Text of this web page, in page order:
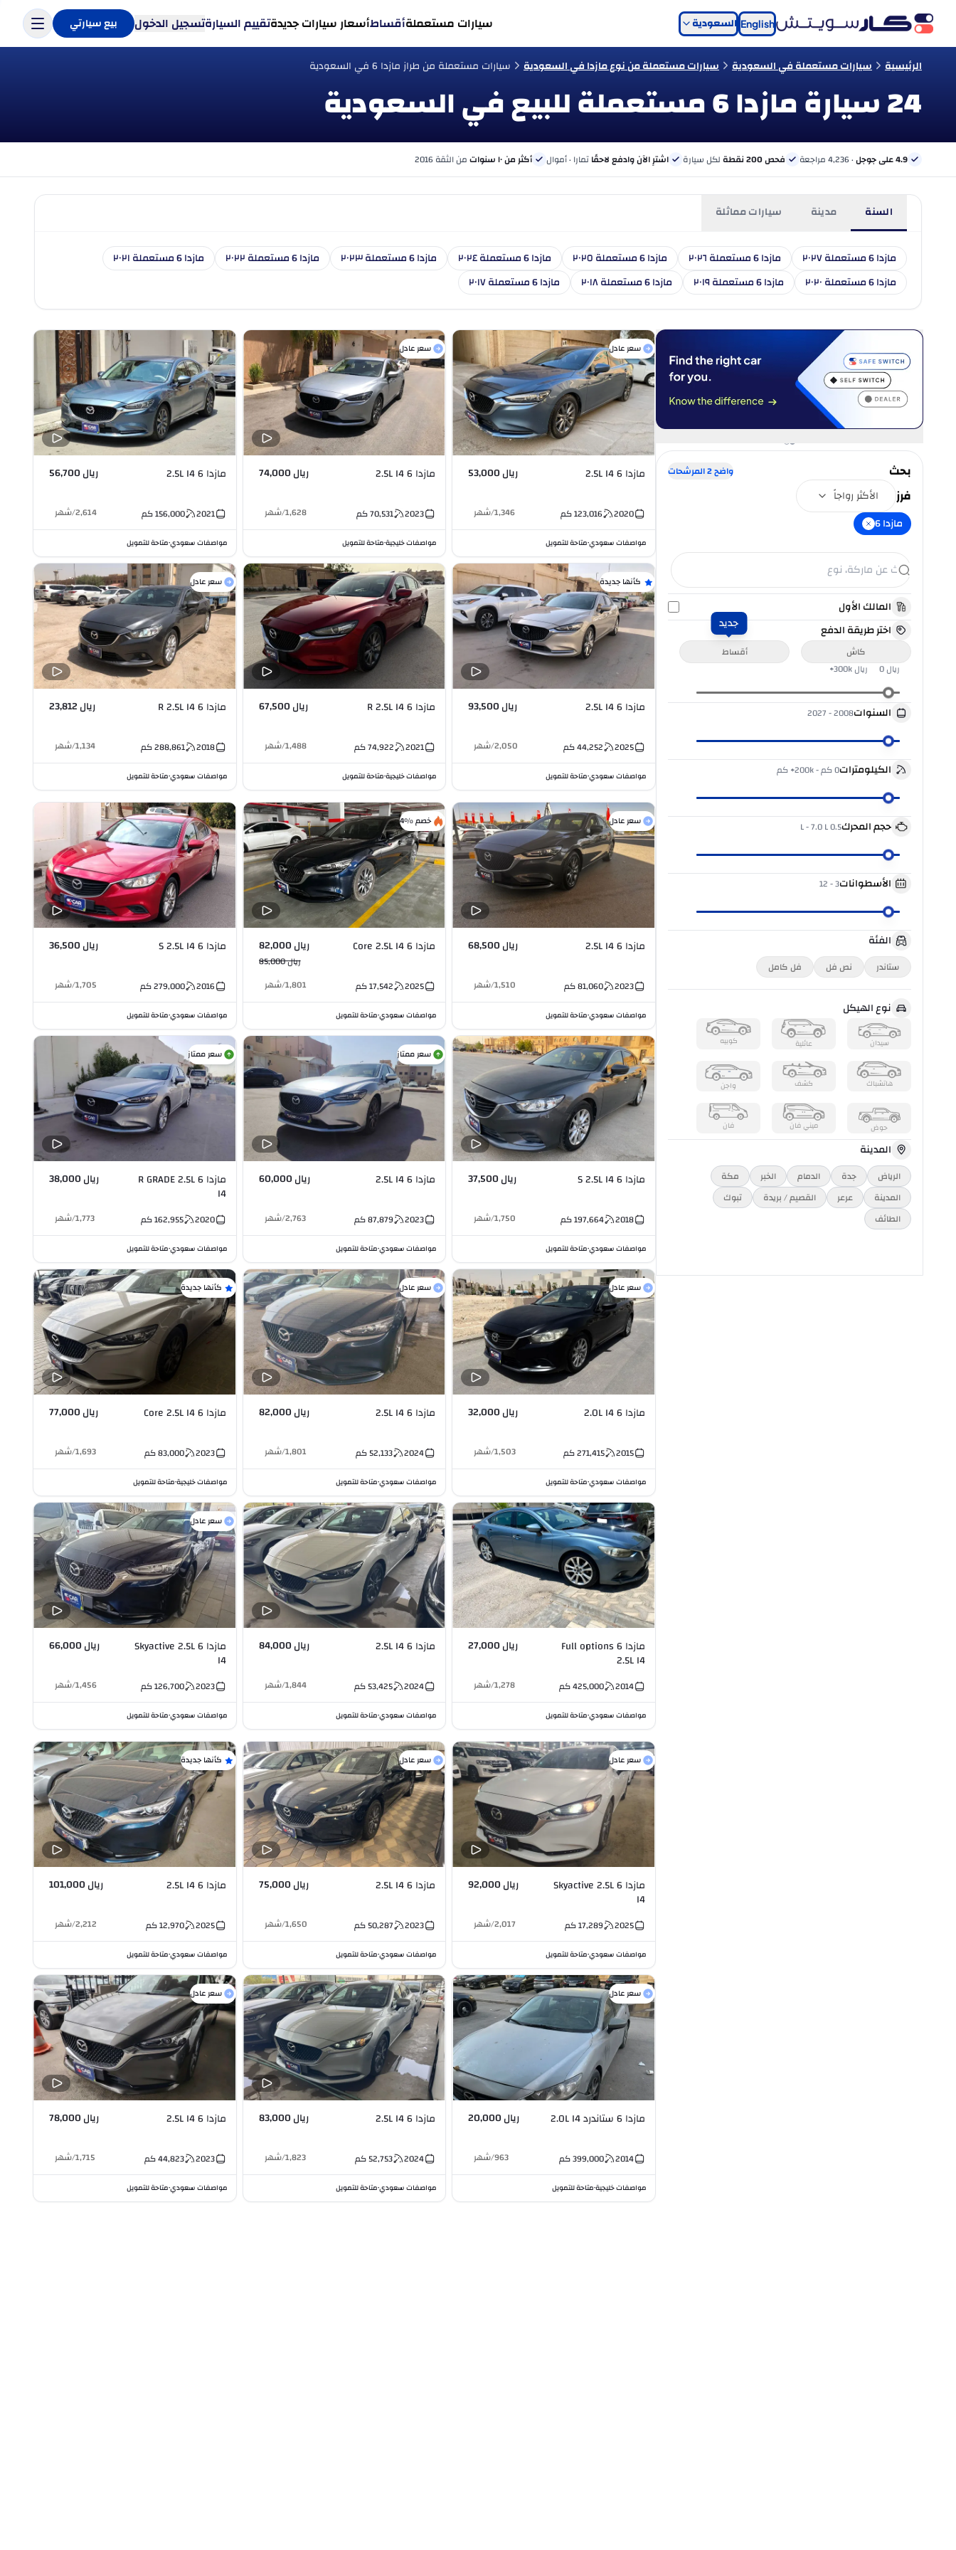
English السعودية سيارات مستعملةأقساطأسعار سيارات جديدةتقييم السيارةتسجيل الدخول بيع سيارتي
الرئيسية سيارات مستعملة في السعودية سيارات مستعملة من نوع مازدا في السعودية سيارات مستعملة من طراز مازدا 6 في السعودية
24 سيارة مازدا 6 مستعملة للبيع في السعودية
4.9 على جوجل · 4,236 مراجعة فحص 200 نقطة لكل سيارة اشترِ الآن وادفع لاحقًاتمارا · أموال أكثر من ١٠ سنوات من الثقة 2016
السنة مدينة سيارات مماثلة
مازدا 6 مستعملة ٢٠٢٧ مازدا 6 مستعملة ٢٠٢٦ مازدا 6 مستعملة ٢٠٢٥ مازدا 6 مستعملة ٢٠٢٤ مازدا 6 مستعملة ٢٠٢٣ مازدا 6 مستعملة ٢٠٢٢
مازدا 6 مستعملة ٢٠٢١
مازدا 6 مستعملة ٢٠٢٠
مازدا 6 مستعملة ٢٠١٩ مازدا 6 مستعملة ٢٠١٨ مازدا 6 مستعملة ٢٠١٧
بحث واضح2المرشحات
فرز
الأكثر رواجاً
مازدا 6
المالك الأول
اختر طريقة الدفع
كاش
جديد
أقساط
ريال0 ريال300k+
السنوات2008
-
2027
الكيلومترات0 كم -200k+ كم
حجم المحرك0.5 L
-7.0 L
الأسطوانات3
-
12
الفئة
ستاندر نص فل فل كامل
نوع الهيكل
سيدان عائلية كوبيه
هاتشباك كشف واجن
حوض ميني فان فان
المدينة
الرياض جدة الدمام الخبر
مكة
المدينة
عرعر القصيم / بريدة
تبوك
الطائف
سعر عادل
مازدا 6 2.5L I4 ريال 53,000
2020
123,016كم 1,346
/شهر
مواصفات سعودي•متاحة للتمويل
سعر عادل
مازدا 6 2.5L I4 ريال 74,000
2023
70,531كم 1,628
/شهر
مواصفات خليجية•متاحة للتمويل
مازدا 6 2.5L I4 ريال 56,700
2021
156,000كم 2,614
/شهر
مواصفات سعودي•متاحة للتمويل
كأنها جديدة
مازدا 6 2.5L I4 ريال 93,500
2025
44,252كم 2,050
/شهر
مواصفات سعودي•متاحة للتمويل
مازدا 6 R 2.5L I4 ريال 67,500
2021
74,922كم 1,488
/شهر
مواصفات خليجية•متاحة للتمويل
سعر عادل
مازدا 6 R 2.5L I4 ريال 23,812
2018
288,861كم 1,134
/شهر
مواصفات سعودي•متاحة للتمويل
سعر عادل
مازدا 6 2.5L I4 ريال 68,500
2023
81,060كم 1,510
/شهر
مواصفات سعودي•متاحة للتمويل
خصم %4
مازدا 6 Core 2.5L I4 ريال 82,000
ريال 85,000
2025
17,542كم 1,801
/شهر
مواصفات سعودي•متاحة للتمويل
مازدا 6 S 2.5L I4 ريال 36,500
2016
279,000كم 1,705
/شهر
مواصفات سعودي•متاحة للتمويل
مازدا 6 S 2.5L I4 ريال 37,500
2018
197,664كم 1,750
/شهر
مواصفات سعودي•متاحة للتمويل
سعر ممتاز
مازدا 6 2.5L I4 ريال 60,000
2023
87,879كم 2,763
/شهر
مواصفات سعودي•متاحة للتمويل
سعر ممتاز
مازدا 6 R GRADE 2.5L
I4
ريال 38,000
2020
162,955كم 1,773
/شهر
مواصفات سعودي•متاحة للتمويل
سعر عادل
مازدا 6 2.0L I4 ريال 32,000
2015
271,415كم 1,503
/شهر
مواصفات سعودي•متاحة للتمويل
سعر عادل
مازدا 6 2.5L I4 ريال 82,000
2024
52,133كم 1,801
/شهر
مواصفات سعودي•متاحة للتمويل
كأنها جديدة
مازدا 6 Core 2.5L I4 ريال 77,000
2023
83,000كم 1,693
/شهر
مواصفات خليجية•متاحة للتمويل
مازدا 6 Full options
2.5L I4
ريال 27,000
2014
425,000كم 1,278
/شهر
مواصفات سعودي•متاحة للتمويل
مازدا 6 2.5L I4 ريال 84,000
2024
53,425كم 1,844
/شهر
مواصفات سعودي•متاحة للتمويل
سعر عادل
مازدا 6 Skyactive 2.5L
I4
ريال 66,000
2023
126,700كم 1,456
/شهر
مواصفات سعودي•متاحة للتمويل
سعر عادل
مازدا 6 Skyactive 2.5L
I4
ريال 92,000
2025
17,289كم 2,017
/شهر
مواصفات سعودي•متاحة للتمويل
سعر عادل
مازدا 6 2.5L I4 ريال 75,000
2023
50,287كم 1,650
/شهر
مواصفات سعودي•متاحة للتمويل
كأنها جديدة
مازدا 6 2.5L I4 ريال 101,000
2025
12,970كم 2,212
/شهر
مواصفات سعودي•متاحة للتمويل
سعر عادل
مازدا 6 ستاندرد 2.0L I4 ريال 20,000
2014
399,000كم 963
/شهر
مواصفات خليجية•متاحة للتمويل
مازدا 6 2.5L I4 ريال 83,000
2024
52,753كم 1,823
/شهر
مواصفات سعودي•متاحة للتمويل
سعر عادل
مازدا 6 2.5L I4 ريال 78,000
2023
44,823كم 1,715
/شهر
مواصفات سعودي•متاحة للتمويل